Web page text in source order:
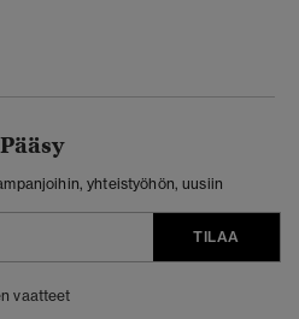
yhteistyöhön, uusiin
TILAA
vaatteet